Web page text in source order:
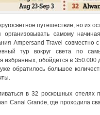
путешествие, но из
организовывать самому
Ampersand Travel
тур вокруг света по
избранных, обойдется в 350.000
обратилось большое
в 32 роскошных
Canal Grande, где проходила